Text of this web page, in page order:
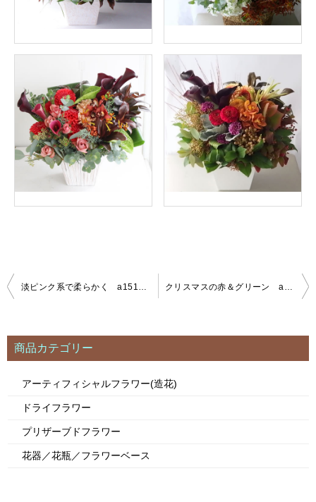
投
ビ
ゲ
ー
ョ
ン
淡ピンク系で柔らかく a151202 クリスマスの赤＆グリーン a81206
商品カテゴリー
アーティフィシャルフラワー(造花)
ドライフラワー
プリザーブドフラワー
花器／花瓶／フラワーベース